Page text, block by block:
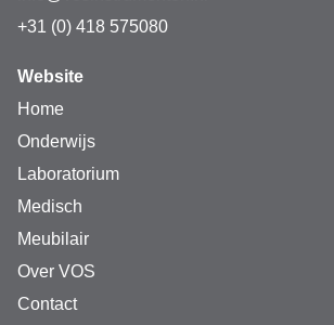
+31 (0) 418 575080
Website
Home
Onderwijs
Laboratorium
Medisch
Meubilair
Over VOS
Contact